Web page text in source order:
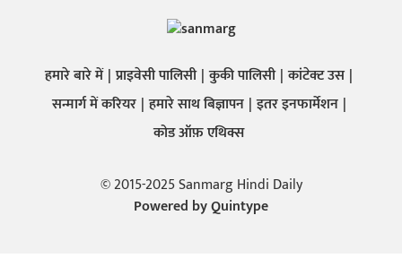
हमारे बारे में प्राइवेसी पालिसी कुकी पालिसी कांटेक्ट उस
सन्मार्ग में करियर हमारे साथ बिज्ञापन इतर इनफार्मेशन
कोड ऑफ़ एथिक्स
© 2015-2025 Sanmarg Hindi Daily
Powered byQuintype